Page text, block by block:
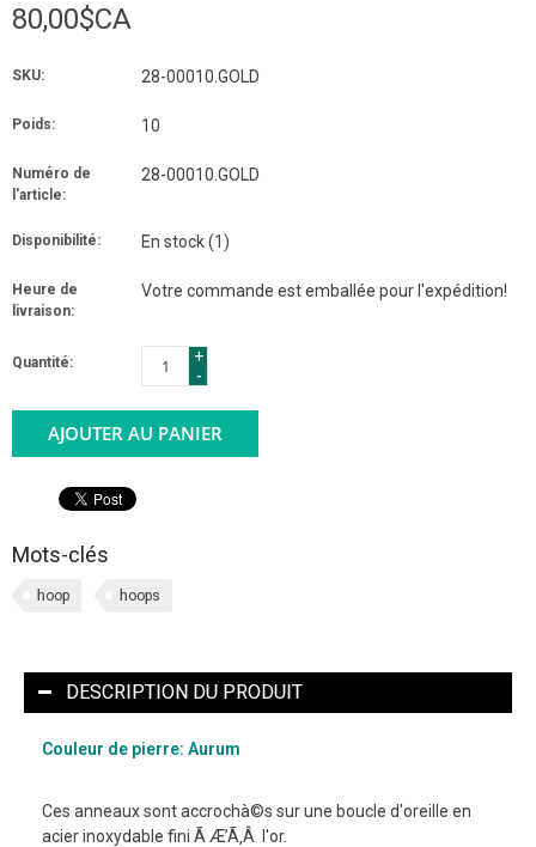
80,00$CA
SKU: 28-00010.GOLD
Poids: 10
Numéro de
l'article:
28-00010.GOLD
Disponibilité: En stock(1)
Heure de
livraison:
Votre commande est emballée pour l'expédition!
Quantité:
+
-
AJOUTER AU PANIER
Mots-clés
hoop hoops
DESCRIPTION DU PRODUIT
Couleur de pierre: Aurum
Ces anneaux sont accrochà©s sur une boucle d'oreille en
acier inoxydable fini Ã Æ’Ã‚Â l'or.